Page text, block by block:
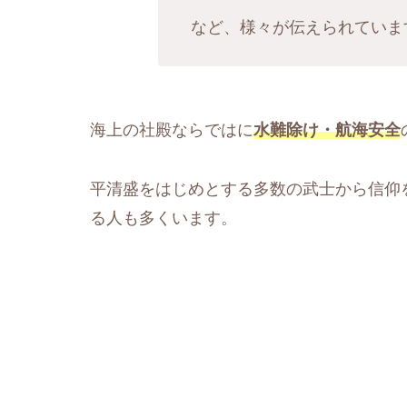
など、様々が伝えられてい
海上の社殿ならではに水難除け・航海安全
平清盛をはじめとする多数の武士から信
る人も多くいます。